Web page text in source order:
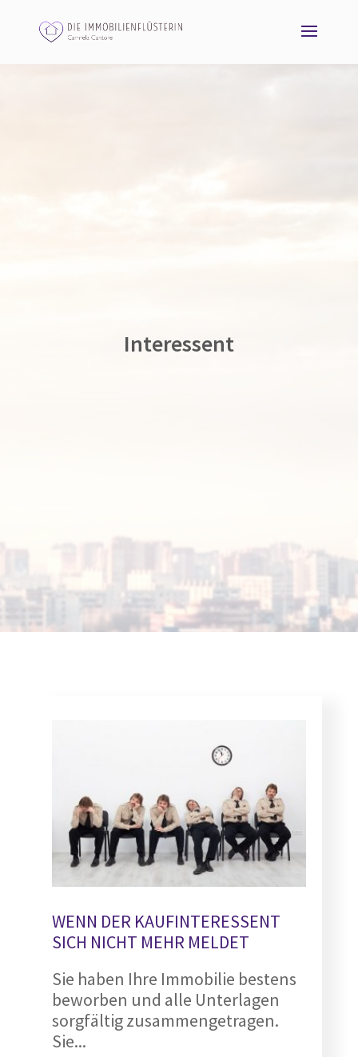
Interessent
WENN DER KAUFINTERESSENT
SICH NICHT MEHR MELDET
Sie haben Ihre Immobilie bestens
beworben und alle Unterlagen
sorgfältig zusammengetragen.
Sie...